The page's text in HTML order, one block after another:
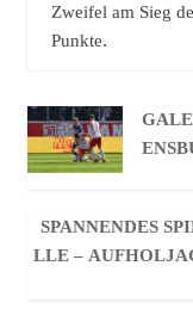
Zweifel am Sieg
Punkte.
SPANNENDES
LLE –